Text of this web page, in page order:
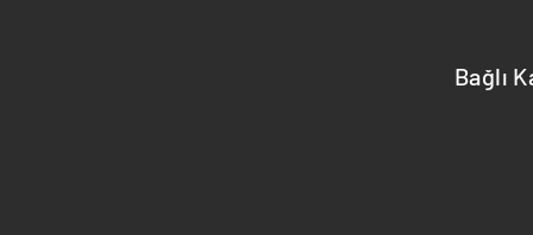
Bağlı